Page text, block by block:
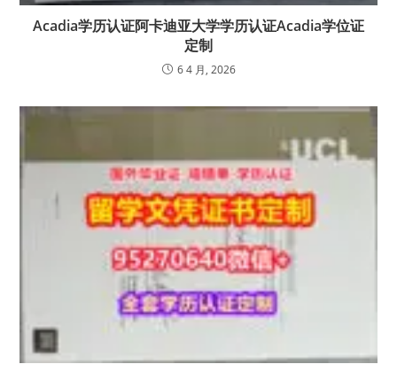
Acadia学历认证阿卡迪亚大学学历认证Acadia学位证
定制
6 4 月, 2026